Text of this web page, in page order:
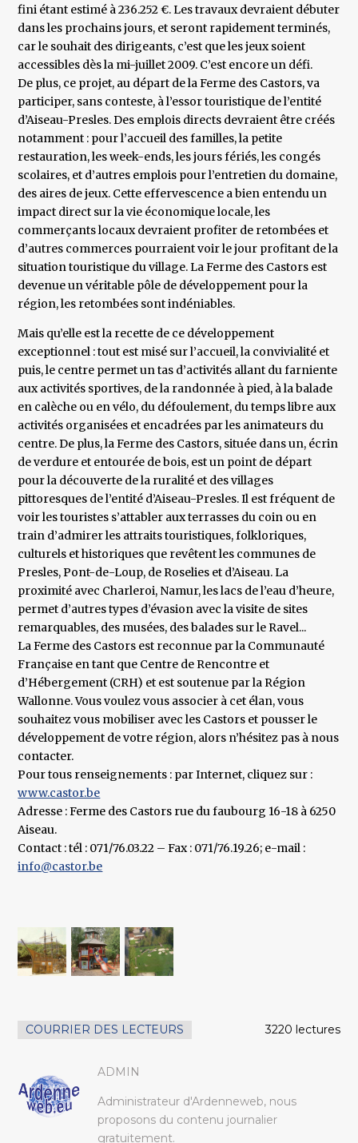
fini étant estimé à 236.252 €. Les travaux devraient débuter
dans les prochains jours, et seront rapidement terminés,
car le souhait des dirigeants, c’est que les jeux soient
accessibles dès la mi-juillet 2009. C’est encore un défi.
De plus, ce projet, au départ de la Ferme des Castors, va
participer, sans conteste, à l’essor touristique de l’entité
d’Aiseau-Presles. Des emplois directs devraient être créés
notamment : pour l’accueil des familles, la petite
restauration, les week-ends, les jours fériés, les congés
scolaires, et d’autres emplois pour l’entretien du domaine,
des aires de jeux. Cette effervescence a bien entendu un
impact direct sur la vie économique locale, les
commerçants locaux devraient profiter de retombées et
d’autres commerces pourraient voir le jour profitant de la
situation touristique du village. La Ferme des Castors est
devenue un véritable pôle de développement pour la
région, les retombées sont indéniables.
Mais qu’elle est la recette de ce développement
exceptionnel : tout est misé sur l’accueil, la convivialité et
puis, le centre permet un tas d’activités allant du farniente
aux activités sportives, de la randonnée à pied, à la balade
en calèche ou en vélo, du défoulement, du temps libre aux
activités organisées et encadrées par les animateurs du
centre. De plus, la Ferme des Castors, située dans un, écrin
de verdure et entourée de bois, est un point de départ
pour la découverte de la ruralité et des villages
pittoresques de l’entité d’Aiseau-Presles. Il est fréquent de
voir les touristes s’attabler aux terrasses du coin ou en
train d’admirer les attraits touristiques, folkloriques,
culturels et historiques que revêtent les communes de
Presles, Pont-de-Loup, de Roselies et d’Aiseau. La
proximité avec Charleroi, Namur, les lacs de l’eau d’heure,
permet d’autres types d’évasion avec la visite de sites
remarquables, des musées, des balades sur le Ravel...
La Ferme des Castors est reconnue par la Communauté
Française en tant que Centre de Rencontre et
d’Hébergement (CRH) et est soutenue par la Région
Wallonne. Vous voulez vous associer à cet élan, vous
souhaitez vous mobiliser avec les Castors et pousser le
développement de votre région, alors n’hésitez pas à nous
contacter.
Pour tous renseignements : par Internet, cliquez sur :
www.castor.be
Adresse : Ferme des Castors rue du faubourg 16-18 à 6250
Aiseau.
Contact : tél : 071/76.03.22 – Fax : 071/76.19.26; e-mail :
info@castor.be
COURRIER DES LECTEURS 3220 lectures
ADMIN
Administrateur d'Ardenneweb, nous
proposons du contenu journalier
gratuitement.